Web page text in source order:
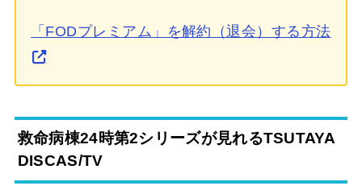
「FODプレミアム」を解約（退会）する方法
救命病棟24時第2シリーズが見れるTSUTAYA
DISCAS/TV